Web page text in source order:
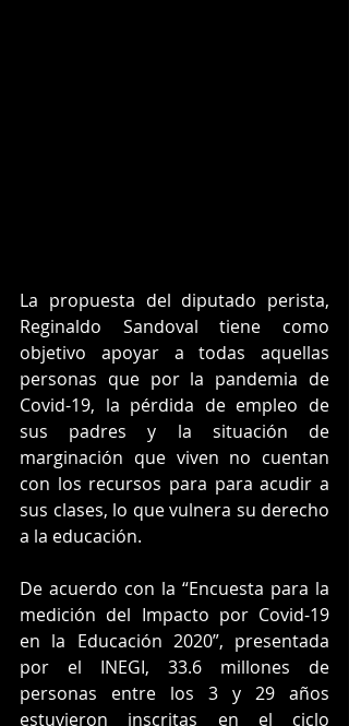
La propuesta del diputado perista,
Reginaldo Sandoval tiene como
objetivo apoyar a todas aquellas
personas que por la pandemia de
Covid-19, la pérdida de empleo de
sus padres y la situación de
marginación que viven no cuentan
con los recursos para para acudir a
sus clases, lo que vulnera su derecho
a la educación.
De acuerdo con la “Encuesta para la
medición del Impacto por Covid-19
en la Educación 2020”, presentada
por el INEGI, 33.6 millones de
personas entre los 3 y 29 años
estuvieron inscritas en el ciclo